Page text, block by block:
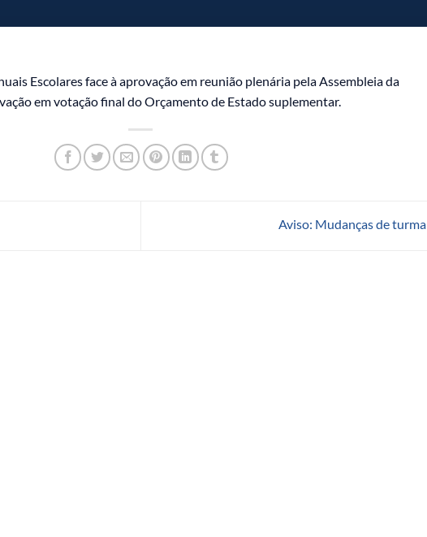
Escolares face à aprovação em reunião plenária pela Assembleia da
em votação final do Orçamento de Estado suplementar.
Aviso: Mudanças de turma